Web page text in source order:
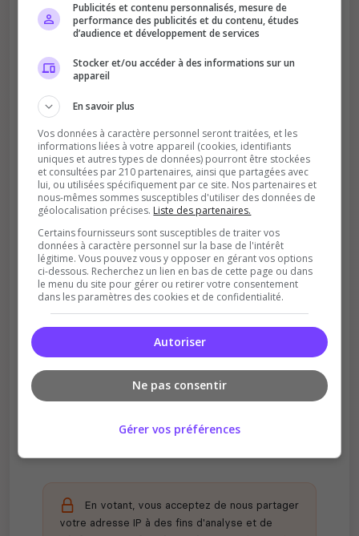
Votre vote aide le serveur à monter dans le
Soutient la communauté
Plus de visibilité = plus de joueurs
Récompenses possibles
votants
En votant, vous acceptez de nous partager
votre adresse IP à des fins d'analyse et de
Publicités et contenu personnalisés, mesure de
performance des publicités et du contenu, études
d’audience et développement de services
Stocker et/ou accéder à des informations sur un
appareil
En savoir plus
Vos données à caractère personnel seront traitées, et les
informations liées à votre appareil (cookies, identifiants
uniques et autres types de données) pourront être stockées
et consultées par 210 partenaires, ainsi que partagées avec
lui, ou utilisées spécifiquement par ce site. Nos partenaires et
nous-mêmes sommes susceptibles d'utiliser des données de
géolocalisation précises. Liste des partenaires.
Certains fournisseurs sont susceptibles de traiter vos
données à caractère personnel sur la base de l'intérêt
légitime. Vous pouvez vous y opposer en gérant vos options
ci-dessous. Recherchez un lien en bas de cette page ou dans
le menu du site pour gérer ou retirer votre consentement
dans les paramètres des cookies et de confidentialité.
Autoriser
Ne pas consentir
Gérer vos préférences